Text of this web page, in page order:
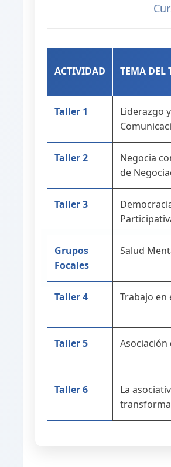
ACTIVIDAD TEMA DEL
Taller 1
Liderazgo
Taller 2
Negocia
de
Taller 3
Grupos
Focales
Salud
Taller 4 Trabajo en
Taller 5 Asociación
Taller 6
La